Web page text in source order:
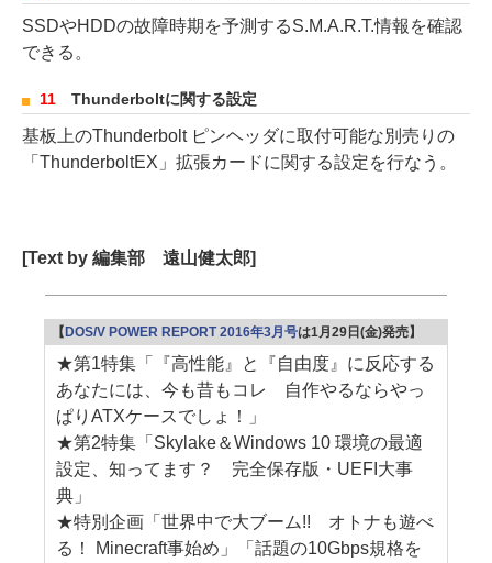
SSDやHDDの故障時期を予測するS.M.A.R.T.情報を確認
できる。
11Thunderboltに関する設定
基板上のThunderbolt ピンヘッダに取付可能な別売りの
「ThunderboltEX」拡張カードに関する設定を行なう。
[Text by 編集部 遠山健太郎]
【DOS/V POWER REPORT 2016年3月号は1月29日(金)発売】
★第1特集「『高性能』と『自由度』に反応する
あなたには、今も昔もコレ 自作やるならやっ
ぱりATXケースでしょ！」
★第2特集「Skylake＆Windows 10 環境の最適
設定、知ってます？ 完全保存版・UEFI大事
典」
★特別企画「世界中で大ブーム!! オトナも遊べ
る！ Minecraft事始め」「話題の10Gbps規格を